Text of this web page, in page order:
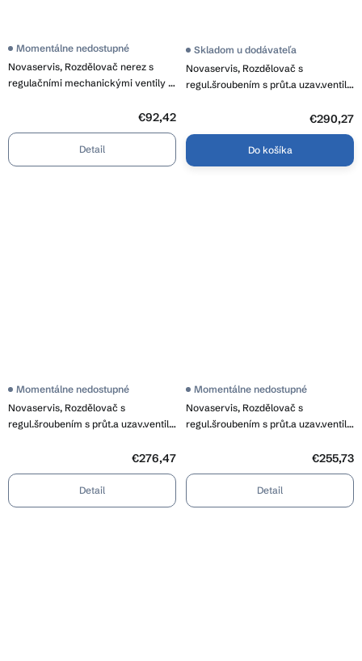
Novaservis, Rozdělovač nerez s
regulačními mechanickými ventily 3
Momentálne nedostupné
€92,42
Detail
Novaservis, Rozdělovač s
regul.šroubením s průt.a uzav.ventily
Skladom u dodávateľa
€290,27
Do košíka
Novaservis, Rozdělovač s
regul.šroubením s průt.a uzav.ventily
Momentálne nedostupné
€276,47
Detail
Novaservis, Rozdělovač s
regul.šroubením s průt.a uzav.ventily
Momentálne nedostupné
€255,73
Detail